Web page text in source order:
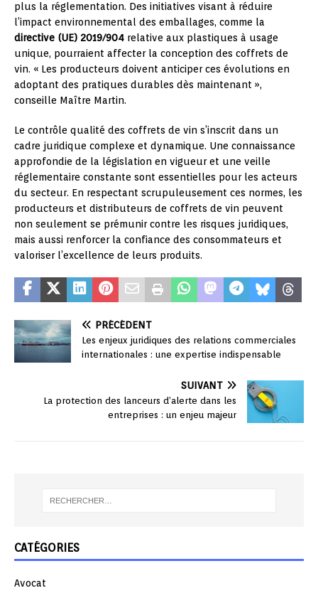
plus la réglementation. Des initiatives visant à réduire
l’impact environnemental des emballages, comme la
directive (UE) 2019/904 relative aux plastiques à usage
unique, pourraient affecter la conception des coffrets de
vin. « Les producteurs doivent anticiper ces évolutions en
adoptant des pratiques durables dès maintenant »,
conseille Maître Martin.
Le contrôle qualité des coffrets de vin s’inscrit dans un
cadre juridique complexe et dynamique. Une connaissance
approfondie de la législation en vigueur et une veille
réglementaire constante sont essentielles pour les acteurs
du secteur. En respectant scrupuleusement ces normes, les
producteurs et distributeurs de coffrets de vin peuvent
non seulement se prémunir contre les risques juridiques,
mais aussi renforcer la confiance des consommateurs et
valoriser l’excellence de leurs produits.
PRÉCÉDENT
Les enjeux juridiques des relations commerciales
internationales : une expertise indispensable
SUIVANT
La protection des lanceurs d’alerte dans les
entreprises : un enjeu majeur
CATÉGORIES
Avocat